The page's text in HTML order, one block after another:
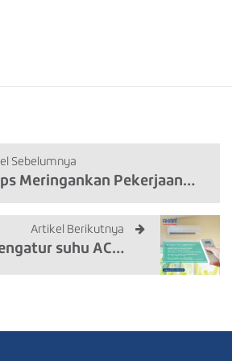
Sebelumnya
Meringankan Pekerjaan…
Artikel Berikutnya
suhu AC…